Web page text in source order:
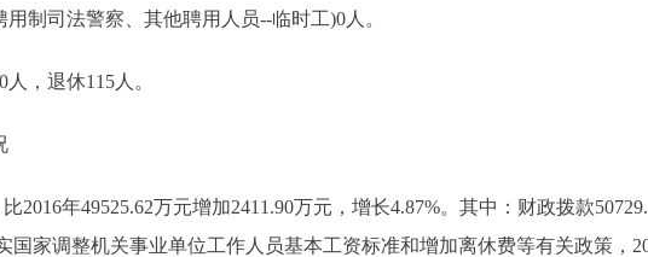
制司法警察、其他聘用人员--临时工)0人。
，退休115人。
年49525.62万元增加2411.90万元，增长4.87%。其中：财政拨款
国家调整机关事业单位工作人员基本工资标准和增加离休费等有关政策，